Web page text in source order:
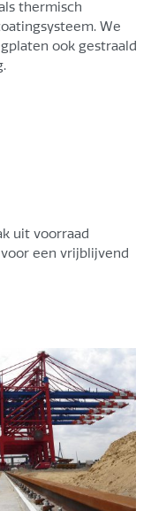
2x26,0
13 4x26,0
13
13 4x26,0
13
2x36,3
diagonaal
13 4x26,0
13 8x26,0
thermisch
We
ook gestraald
uit voorraad
een vrijblijvend